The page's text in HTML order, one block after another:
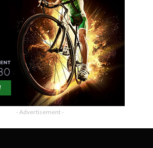
- Advertisement -